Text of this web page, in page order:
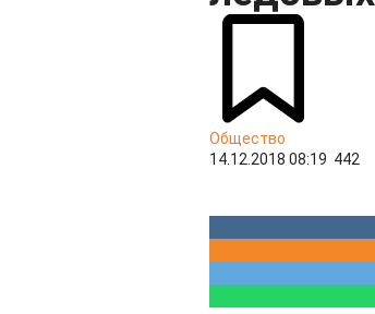
Общество
14.12.2018 08:19 442